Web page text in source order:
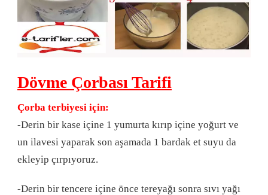
Dövme Çorbası Tarifi
Çorba terbiyesi için:
-Derin bir kase içine 1 yumurta kırıp içine yoğurt ve
un ilavesi yaparak son aşamada 1 bardak et suyu da
ekleyip çırpıyoruz.
-Derin bir tencere içine önce tereyağı sonra sıvı yağı